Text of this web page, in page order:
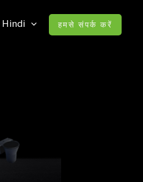
Hindi हमसे संपर्क करें